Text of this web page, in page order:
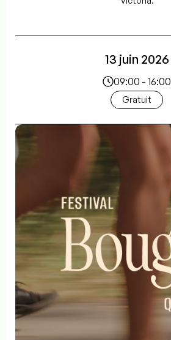
13 juin 2026
09:00 - 16:00
Gratuit